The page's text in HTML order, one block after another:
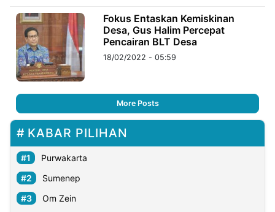
Fokus Entaskan Kemiskinan
Desa, Gus Halim Percepat
Pencairan BLT Desa
18/02/2022 - 05:59
More Posts
KABAR PILIHAN
Purwakarta
Sumenep
Om Zein